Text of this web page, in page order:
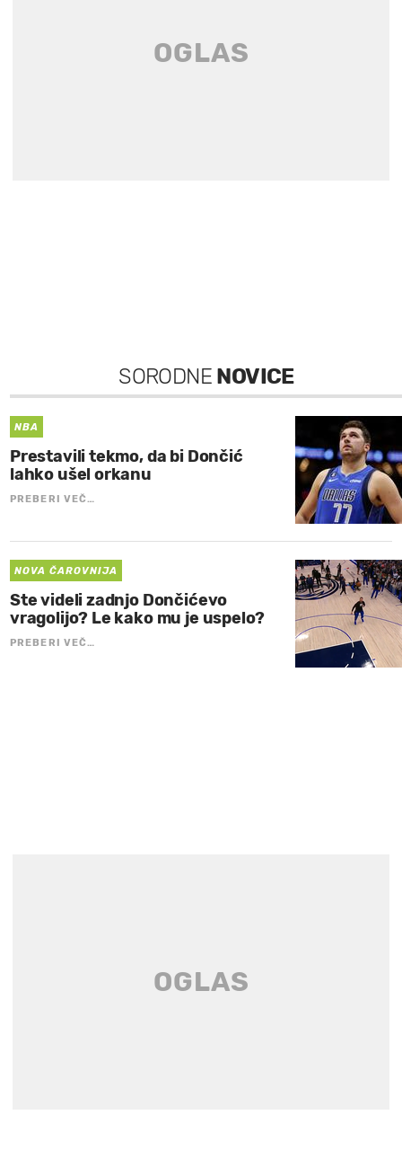
SORODNE NOVICE
NBA
Prestavili tekmo, da bi Dončić
lahko ušel orkanu
PREBERI VEČ…
NOVA ČAROVNIJA
Ste videli zadnjo Dončićevo
vragolijo? Le kako mu je uspelo?
PREBERI VEČ…